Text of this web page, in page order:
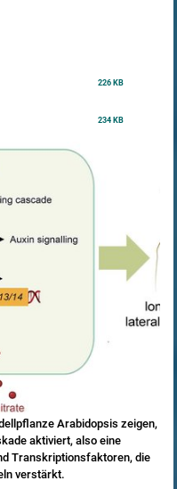
226 KB
234 KB
Arabidopsis zeigen,
aktiviert, also eine
Transkriptionsfaktoren, die
verstärkt.